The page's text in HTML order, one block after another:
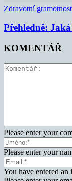
Zdravotní gramotnost
Přehledně:
KOMENTÁŘ
Please enter your
Please enter your
You have entered an